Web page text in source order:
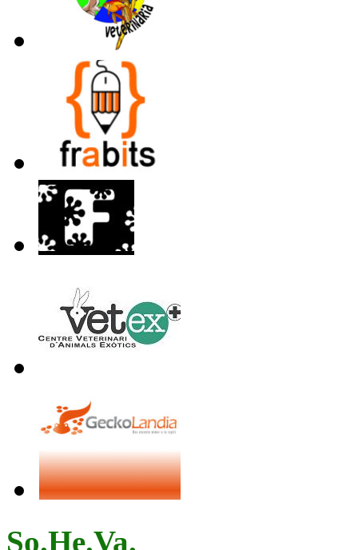
So.He.Va.